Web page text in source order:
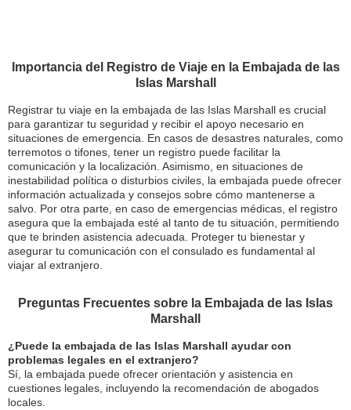
Importancia del Registro de Viaje en la Embajada de las
Islas Marshall
Registrar tu viaje en la embajada de las Islas Marshall es crucial
para garantizar tu seguridad y recibir el apoyo necesario en
situaciones de emergencia. En casos de desastres naturales, como
terremotos o tifones, tener un registro puede facilitar la
comunicación y la localización. Asimismo, en situaciones de
inestabilidad política o disturbios civiles, la embajada puede ofrecer
información actualizada y consejos sobre cómo mantenerse a
salvo. Por otra parte, en caso de emergencias médicas, el registro
asegura que la embajada esté al tanto de tu situación, permitiendo
que te brinden asistencia adecuada. Proteger tu bienestar y
asegurar tu comunicación con el consulado es fundamental al
viajar al extranjero.
Preguntas Frecuentes sobre la Embajada de las Islas
Marshall
¿Puede la embajada de las Islas Marshall ayudar con
problemas legales en el extranjero?
Sí, la embajada puede ofrecer orientación y asistencia en
cuestiones legales, incluyendo la recomendación de abogados
locales.